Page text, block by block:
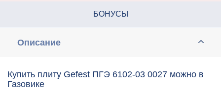
БОНУСЫ
Описание
Купить плиту Gefest ПГЭ 6102-03 0027 можно в
Газовике